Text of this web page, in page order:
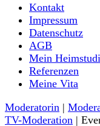
Nina-
Moderatorin und
Kontakt
Impressum
Datenschutz
AGB
Mein
Referenzen
Meine Vita
Moderatorin |
TV-Moderation |